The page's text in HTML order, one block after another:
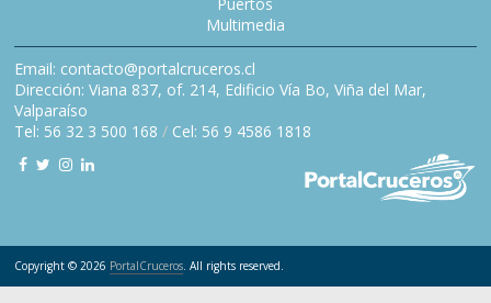
Multimedia
Email: contacto@portalcruceros.cl
Dirección: Viana 837, of. 214, Edificio Vía Bo, Viña del Mar,
Valparaíso
Tel: 56 32 3 500 168 / Cel: 56 9 4586 1818
Copyright © 2026 PortalCruceros. All rights reserved.